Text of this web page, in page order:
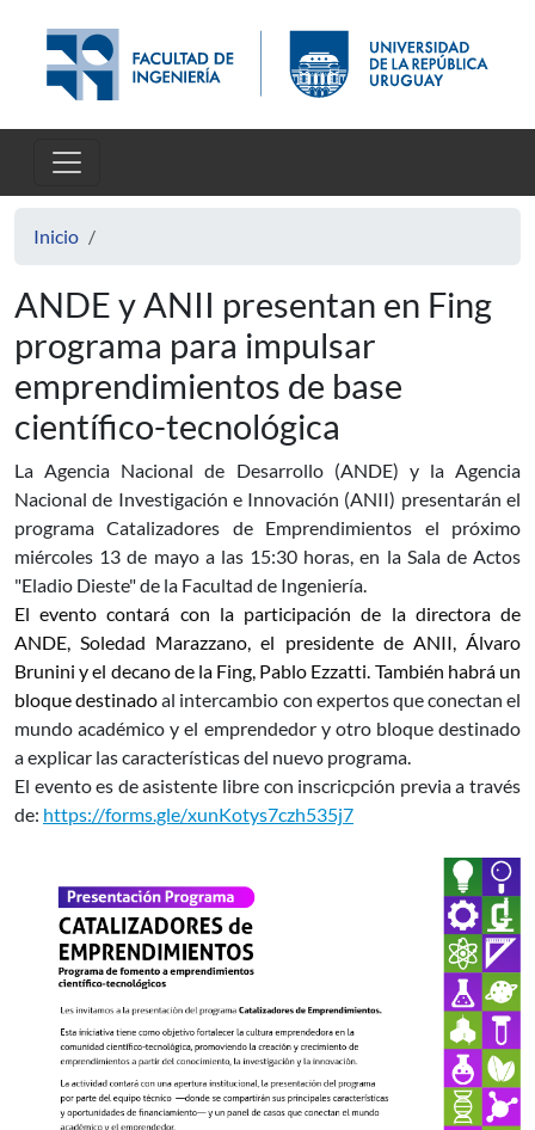
Inicio
ANDE y ANII presentan en Fing
programa para impulsar
emprendimientos de base
científico-tecnológica
La Agencia Nacional de Desarrollo (ANDE) y la Agencia
Nacional de Investigación e Innovación (ANII) presentarán el
programa Catalizadores de Emprendimientos el próximo
miércoles 13 de mayo a las 15:30 horas, en la Sala de Actos
"Eladio Dieste" de la Facultad de Ingeniería.
El evento contará con la participación de la directora de
ANDE, Soledad Marazzano, el presidente de ANII, Álvaro
Brunini y el decano de la Fing, Pablo Ezzatti. También habrá un
bloque destinadoal intercambio con expertos que conectan el
mundo académico y el emprendedor y otro bloque destinado
a explicar las características del nuevo programa.
El evento es de asistente libre con inscricpción previa a través
de: https://forms.gle/xunKotys7czh535j7